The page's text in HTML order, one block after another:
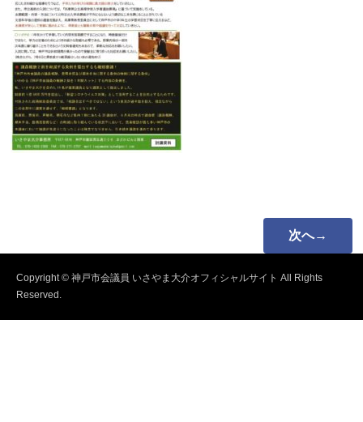
次へ→
Copyright © 神戸市会議員 いさやま大介オフィシャルサイト All Rights
Reserved.